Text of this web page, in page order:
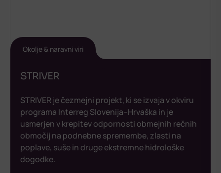
Okolje & naravni viri
STRIVER
STRIVER je čezmejni projekt, ki se izvaja v okviru
programa Interreg Slovenija–Hrvaška in je
usmerjen v krepitev odpornosti obmejnih rečnih
območij na podnebne spremembe, zlasti na
poplave, suše in druge ekstremne hidrološke
dogodke.